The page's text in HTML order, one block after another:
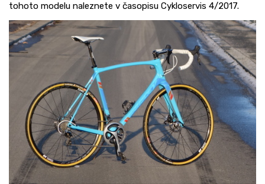
tohoto modelu naleznete v časopisu Cykloservis 4/2017.